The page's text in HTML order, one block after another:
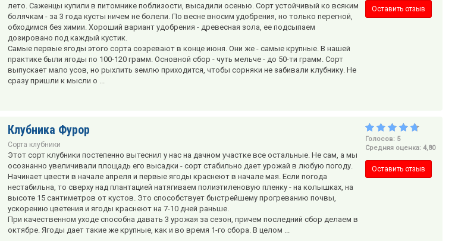
лето. Саженцы купили в питомнике поблизости, высадили осенью. Сорт устойчивый ко всяким
болячкам - за 3 года кусты ничем не болели. По весне вносим удобрения, но только перегной,
обходимся без химии. Хороший вариант удобрения - древесная зола, ее подсыпаем
дозировано под каждый кустик.
Самые первые ягоды этого сорта созревают в конце июня. Они же - самые крупные. В нашей
практике были ягоды по 100-120 грамм. Основной сбор - чуть мельче - до 50-ти грамм. Сорт
выпускает мало усов, но рыхлить землю приходится, чтобы сорняки не забивали клубнику. Не
сразу пришли к мысли о ...
Оставить отзыв
Клубника Фурор
Сорта клубники
Этот сорт клубники постепенно вытеснил у нас на дачном участке все остальные. Не сам, а мы
осознанно увеличивали площадь его высадки - сорт стабильно дает урожай в любую погоду.
Начинает цвести в начале апреля и первые ягоды краснеют в начале мая. Если погода
нестабильна, то сверху над плантацией натягиваем полиэтиленовую пленку - на колышках, на
высоте 15 сантиметров от кустов. Это способствует быстрейшему прогреванию почвы,
ускорению цветения и ягоды краснеют на 7-10 дней раньше.
При качественном уходе способна давать 3 урожая за сезон, причем последний сбор делаем в
октябре. Ягоды дает такие же крупные, как и во время 1-го сбора. В целом ...
Голосов: 5
Средняя оценка: 4,80
Оставить отзыв